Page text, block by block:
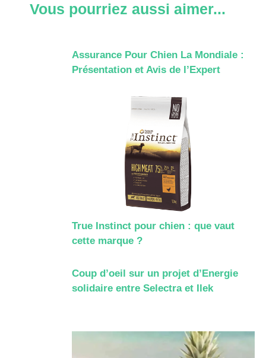
Vous pourriez aussi aimer...
Assurance Pour Chien La Mondiale :
Présentation et Avis de l’Expert
True Instinct pour chien : que vaut
cette marque ?
Coup d’oeil sur un projet d’Energie
solidaire entre Selectra et Ilek